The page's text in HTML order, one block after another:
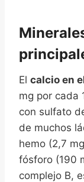
El calcio en
mg por cada
con sulfato
de muchos
hemo (2,7
fósforo (190
complejo B,